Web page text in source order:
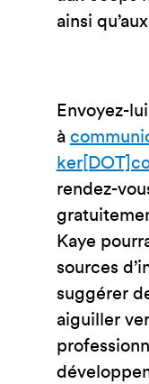
ainsi
Envoyez-
à
rendez-
Kaye
sources
suggérer
aiguiller